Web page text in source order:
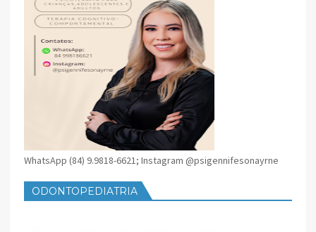
WhatsApp (84) 9.9818-6621; Instagram @psigennifesonayrne
ODONTOPEDIATRIA